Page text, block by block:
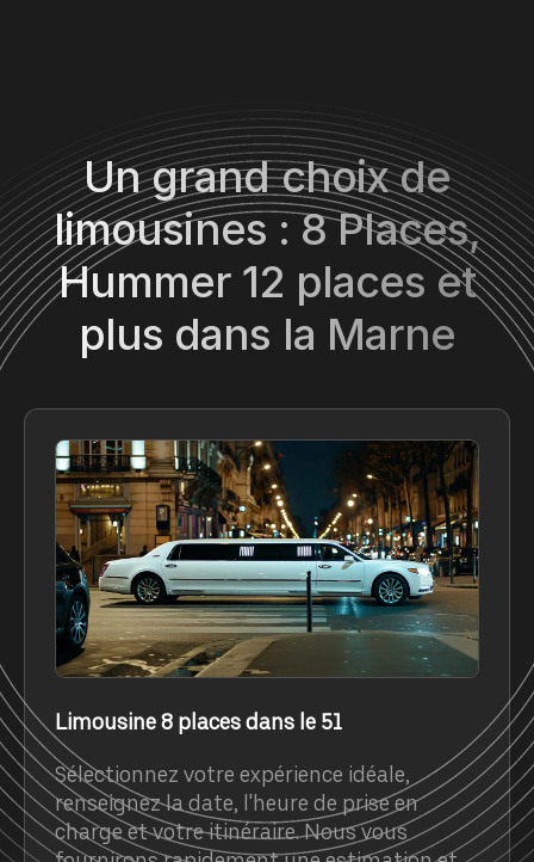
Un grand choix de
limousines : 8 Places,
Hummer 12 places et
plus dans la Marne
Limousine 8 places dans le 51
Sélectionnez votre expérience idéale,
renseignez la date, l'heure de prise en
charge et votre itinéraire. Nous vous